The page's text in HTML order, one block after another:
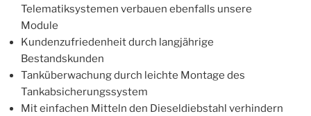
Telematiksystemen verbauen ebenfalls unsere
Module
Kundenzufriedenheit durch langjährige
Bestandskunden
Tanküberwachung durch leichte Montage des
Tankabsicherungssystem
Mit einfachen Mitteln den Dieseldiebstahl verhindern